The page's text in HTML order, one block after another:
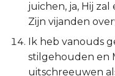
juichen, ja, Hij
Zijn vijanden
Ik heb vanouds
stilgehouden en
uitschreeuwen